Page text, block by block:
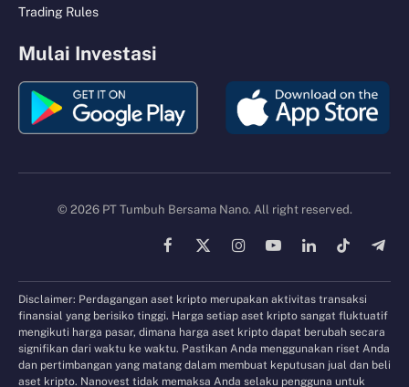
Trading Rules
Mulai Investasi
© 2026 PT Tumbuh Bersama Nano. All right reserved.
Facebook
X
InstagramYouTubeLinkedInTikTok
Disclaimer: Perdagangan aset kripto merupakan aktivitas transaksi
finansial yang berisiko tinggi. Harga setiap aset kripto sangat fluktuatif
mengikuti harga pasar, dimana harga aset kripto dapat berubah secara
signifikan dari waktu ke waktu. Pastikan Anda menggunakan riset Anda
dan pertimbangan yang matang dalam membuat keputusan jual dan beli
aset kripto. Nanovest tidak memaksa Anda selaku pengguna untuk